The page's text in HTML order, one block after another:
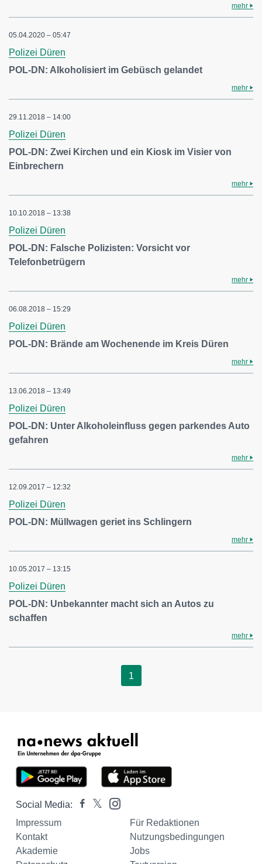
mehr
05.04.2020 – 05:47
Polizei Düren
POL-DN: Alkoholisiert im Gebüsch gelandet
mehr
29.11.2018 – 14:00
Polizei Düren
POL-DN: Zwei Kirchen und ein Kiosk im Visier von
Einbrechern
mehr
10.10.2018 – 13:38
Polizei Düren
POL-DN: Falsche Polizisten: Vorsicht vor
Telefonbetrügern
mehr
06.08.2018 – 15:29
Polizei Düren
POL-DN: Brände am Wochenende im Kreis Düren
mehr
13.06.2018 – 13:49
Polizei Düren
POL-DN: Unter Alkoholeinfluss gegen parkendes Auto
gefahren
mehr
12.09.2017 – 12:32
Polizei Düren
POL-DN: Müllwagen geriet ins Schlingern
mehr
10.05.2017 – 13:15
Polizei Düren
POL-DN: Unbekannter macht sich an Autos zu
schaffen
mehr
1
Social Media:
Impressum
Für Redaktionen
Kontakt
Nutzungsbedingungen
Akademie
Jobs